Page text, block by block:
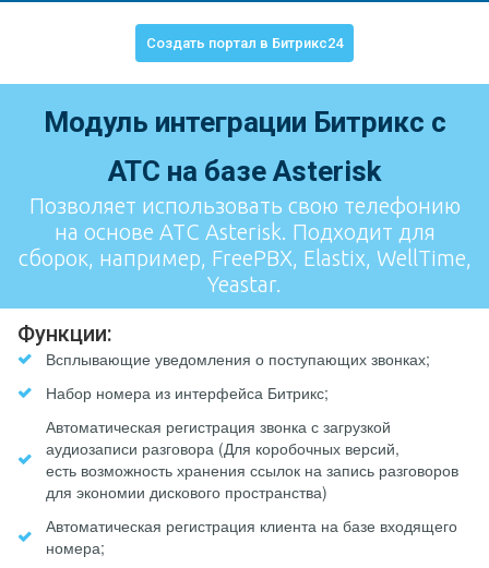
Создать портал в Битрикс24
Модуль интеграции Битрикс с
АТС на базе Asterisk
Позволяет использовать свою телефонию
на основе АТС Asterisk. Подходит для
сборок, например, FreePBX, Elastix, WellTime,
Yeastar.
Функции:
Всплывающие уведомления о поступающих звонках;
Набор номера из интерфейса Битрикс;
Автоматическая регистрация звонка с загрузкой
аудиозаписи разговора (Для коробочных версий,
есть возможность хранения ссылок на запись разговоров
для экономии дискового пространства)
Автоматическая регистрация клиента на базе входящего
номера;